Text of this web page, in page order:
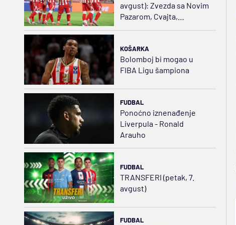
avgust): Zvezda sa Novim
Pazarom, Cvajta,
KOŠARKA
Bolomboj bi mogao u
FIBA Ligu šampiona
FUDBAL
Ponoćno iznenađenje
Liverpula - Ronald
Arauho
FUDBAL
TRANSFERI (petak, 7.
avgust)
FUDBAL